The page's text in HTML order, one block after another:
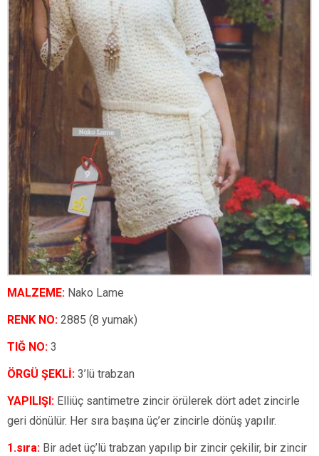
MALZEME: Nako Lame
RENK NO: 2885 (8 yumak)
TIĞ NO: 3
ÖRGÜ ŞEKLİ: 3’lü trabzan
YAPILIŞI: Elliüç santimetre zincir örülerek dört adet zincirle
geri dönülür. Her sıra başına üç’er zincirle dönüş yapılır.
1.sıra: Bir adet üç’lü trabzan yapılıp bir zincir çekilir, bir zincir